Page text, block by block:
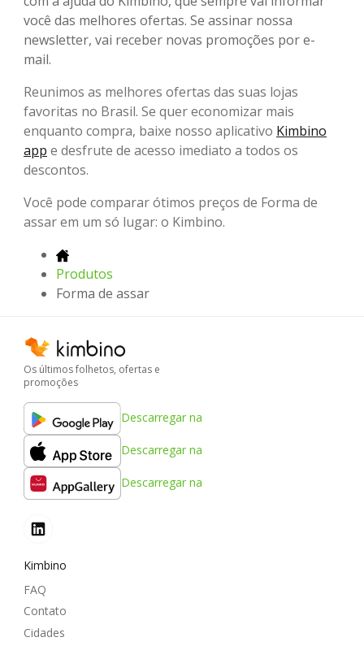
você das melhores ofertas. Se assinar nossa
newsletter, vai receber novas promoções por e-
mail.
Reunimos as melhores ofertas das suas lojas
favoritas no Brasil. Se quer economizar mais
enquanto compra, baixe nosso aplicativo Kimbino
app e desfrute de acesso imediato a todos os
descontos.
Você pode comparar ótimos preços de Forma de
assar em um só lugar: o Kimbino.
Produtos
Forma de assar
Os últimos folhetos, ofertas e
promoções
Descarregar na
Descarregar na
Descarregar na
Kimbino
FAQ
Contato
Cidades